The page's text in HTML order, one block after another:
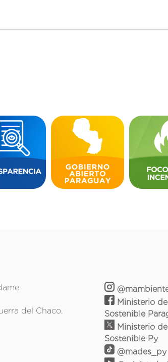
del Chaco.
Ministerio
Sostenible
Ministerio
Sostenible Py
@mades_py